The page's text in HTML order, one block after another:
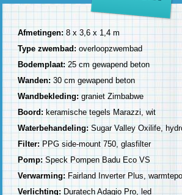
Afmetingen:8 x 3,6 x 1,4 m
Type zwembad:overloopzwembad
Bodemplaat:25 cm gewapend beton
Wanden:30 cm gewapend beton
Wandbekleding:graniet Zimbabwe
Boord:keramische tegels Marazzi, wit
Waterbehandeling: Sugar Valley Oxilife,
Filter: PPG side-mount 750, glasfilter
Pomp: Speck Pompen Badu Eco VS
Verwarming: Fairland Inverter Plus,
Verlichting:Duratech Adagio Pro, led